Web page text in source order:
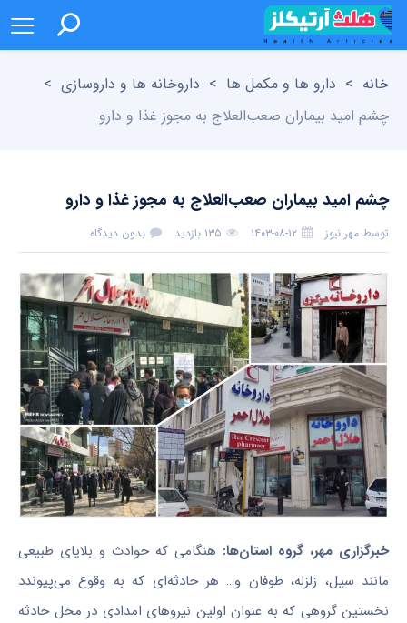
خانه > دارو ها و مکمل ها > داروخانه ها و داروسازی >
چشم امید بیماران صعب‌العلاج به مجوز غذا و دارو
چشم امید بیماران صعب‌العلاج به مجوز غذا و دارو
توسط مهر نیوز ۱۴۰۳-۰۸-۱۲ ۱۳۵ بازدید بدون دیدگاه
خبرگزاری مهر، گروه استان‌ها: هنگامی که حوادث و بلایای طبیعی
مانند سیل، زلزله، طوفان و… هر حادثه‌ای که به وقوع می‌پیوندد
نخستین گروهی که به عنوان اولین نیروهای امدادی در محل حادثه